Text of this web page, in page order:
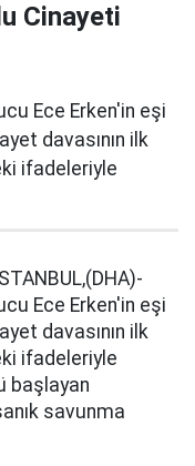
Cinayeti
Ece Erken'in eşi
davasının ilk
ifadeleriyle
Ece Erken'in eşi
davasının ilk
ifadeleriyle
başlayan
savunma